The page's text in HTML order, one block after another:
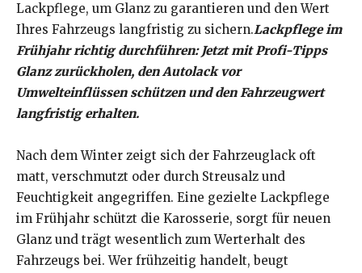
Lackpflege, um Glanz zu garantieren und den Wert
Ihres Fahrzeugs langfristig zu sichern.Lackpflege im
Frühjahr richtig durchführen: Jetzt mit Profi-Tipps
Glanz zurückholen, den Autolack vor
Umwelteinflüssen schützen und den Fahrzeugwert
langfristig erhalten.
Nach dem Winter zeigt sich der Fahrzeuglack oft
matt, verschmutzt oder durch Streusalz und
Feuchtigkeit angegriffen. Eine gezielte Lackpflege
im Frühjahr schützt die Karosserie, sorgt für neuen
Glanz und trägt wesentlich zum Werterhalt des
Fahrzeugs bei. Wer frühzeitig handelt, beugt